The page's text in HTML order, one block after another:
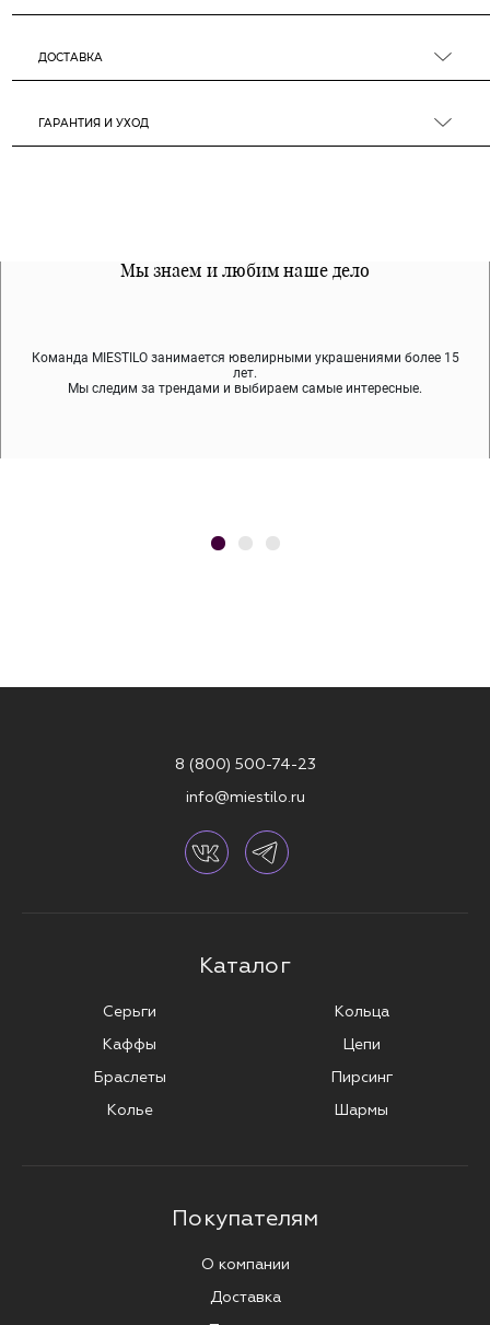
ДОСТАВКА
ГАРАНТИЯ И УХОД
Мы знаем и любим наше дело
Команда MIESTILO занимается ювелирными украшениями более 15
лет.
Мы следим за трендами и выбираем самые интересные.
Все наши материалы гипоалергенны
Мы используем покрытие (родий, ювелирный сплав), которое не
содержит никеля и свинца — это исключает аллергию.
Примерка перед покупкой
Во время доставки спокойно примеряйте украшения, выбирайте те,
что вам нравятся, остальные заберёт курьер.
8 (800) 500-74-23
info@miestilo.ru
Каталог
Серьги
Каффы
Браслеты
Колье
Кольца
Цепи
Пирсинг
Шармы
Покупателям
О компании
Доставка